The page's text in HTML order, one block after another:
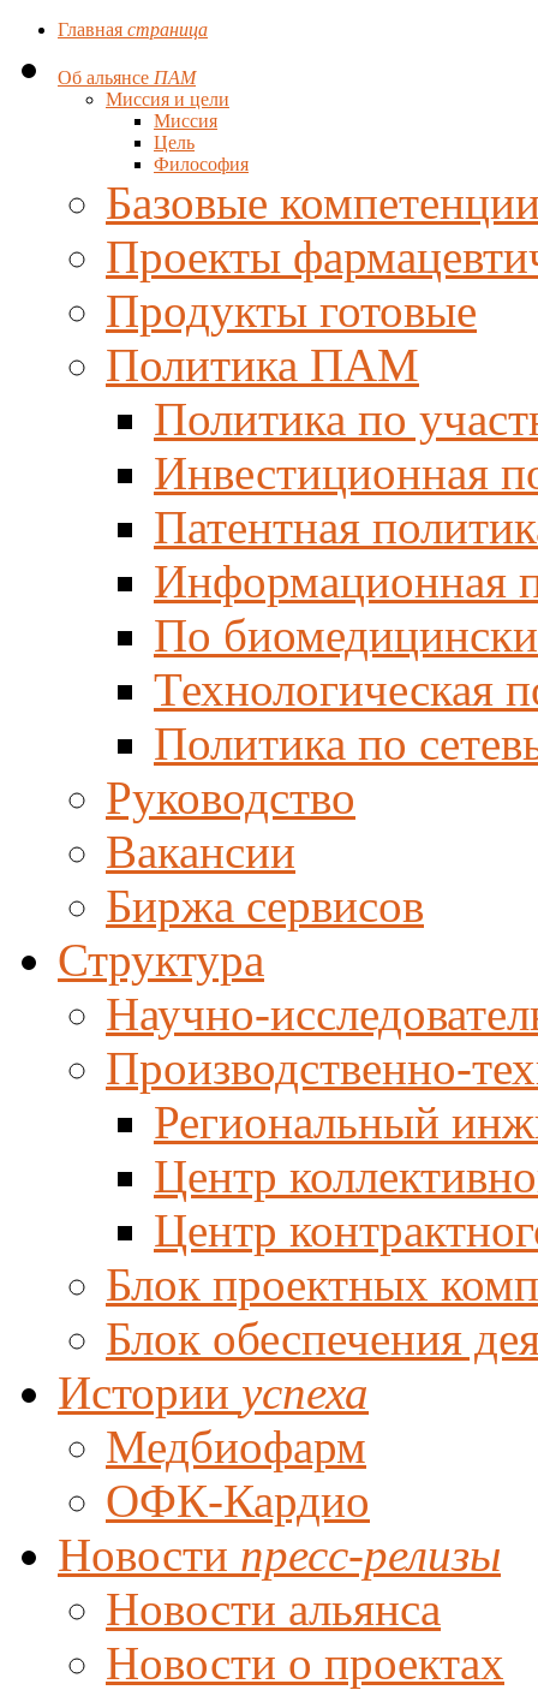
Главная страница
Об альянсе ПАМ
Миссия и цели
Миссия
Цель
Философия
Базовые
Проекты
Продукты готовые
Политика ПАМ
Политика по
Инвестиционная
Патентная
Информационная
По
Технологическая
Политика по
Руководство
Вакансии
Биржа сервисов
Структура
Научно-
Производственно-
Региональный
Центр
Центр
Блок проектных
Блок обеспечения
Истории успеха
Медбиофарм
ОФК-Кардио
Новости пресс-релизы
Новости альянса
Новости о проектах